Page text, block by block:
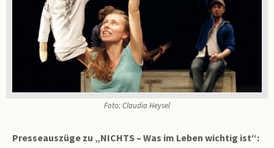
Foto: Claudia Heysel
Presseauszüge zu „NICHTS – Was im Leben wichtig ist“: